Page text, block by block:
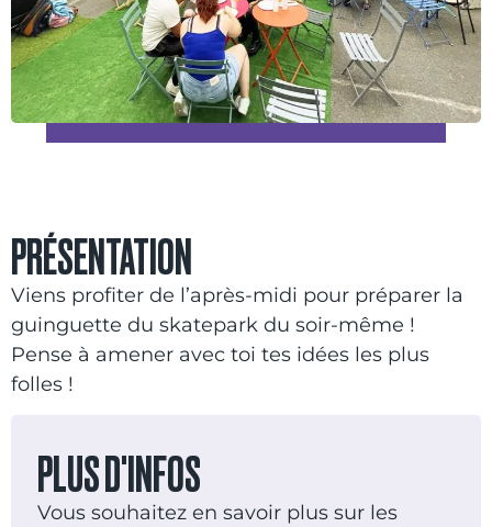
PRÉSENTATION
Viens profiter de l’après-midi pour préparer la
guinguette du skatepark du soir-même !
Pense à amener avec toi tes idées les plus
folles !
PLUS D'INFOS
Vous souhaitez en savoir plus sur les